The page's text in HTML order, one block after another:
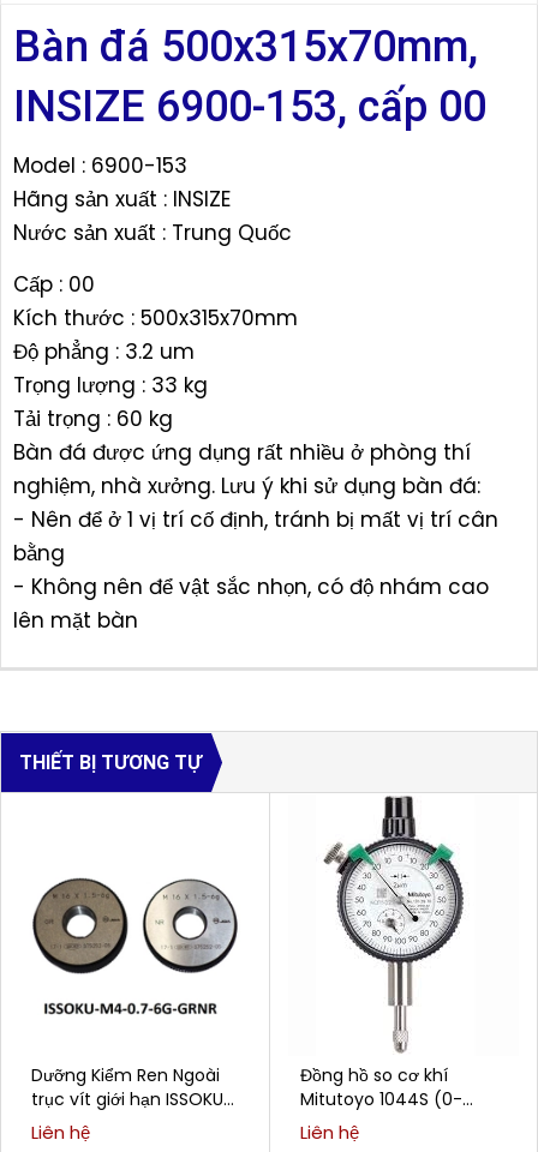
Bàn đá 500x315x70mm,
INSIZE 6900-153, cấp 00
Model : 6900-153
Hãng sản xuất : INSIZE
Nước sản xuất : Trung Quốc
Cấp : 00
Kích thước : 500x315x70mm
Độ phẳng : 3.2 um
Trọng lượng : 33 kg
Tải trọng : 60 kg
Bàn đá được ứng dụng rất nhiều ở phòng thí
nghiệm, nhà xưởng. Lưu ý khi sử dụng bàn đá:
- Nên để ở 1 vị trí cố định, tránh bị mất vị trí cân
bằng
- Không nên để vật sắc nhọn, có độ nhám cao
lên mặt bàn
THIẾT BỊ TƯƠNG TỰ
Dưỡng Kiểm Ren Ngoài
trục vít giới hạn ISSOKU
M4-0.7-6G-GRNR
Liên hệ
Đồng hồ so cơ khí
Mitutoyo 1044S (0-
5mm/0.01mm)
Liên hệ